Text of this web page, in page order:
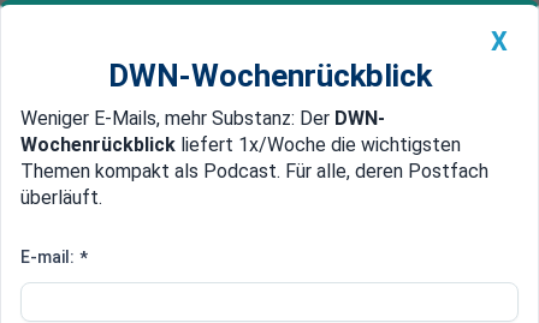
Newsticker MEIN DWN: Geldanlage Premium
Edelmetalle DWN-Magazin China
Robert Habeck - „Der
X
DWN-Wochenrückblick
Weniger E-Mails, mehr Substanz: Der DWN-
Wochenrückblick liefert 1x/Woche die wichtigsten
Themen kompakt als Podcast. Für alle, deren Postfach
überläuft.
E-mail: *